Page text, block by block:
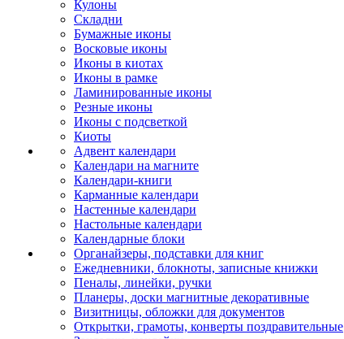
Кулоны
Складни
Бумажные иконы
Восковые иконы
Иконы в киотах
Иконы в рамке
Ламинированные иконы
Резные иконы
Иконы с подсветкой
Киоты
Адвент календари
Календари на магните
Календари-книги
Карманные календари
Настенные календари
Настольные календари
Календарные блоки
Органайзеры, подставки для книг
Ежедневники, блокноты, записные книжки
Пеналы, линейки, ручки
Планеры, доски магнитные декоративные
Визитницы, обложки для документов
Открытки, грамоты, конверты поздравительные